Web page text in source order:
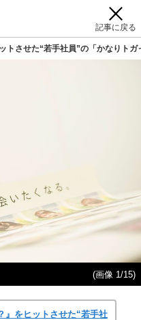
記事に戻る
トさせた“若手社員”の「かなりト
(画像 1/15)
』をヒットさせた“若手社